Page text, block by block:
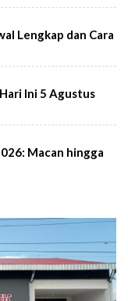
Lengkap dan Cara
Ini 5 Agustus
Macan hingga